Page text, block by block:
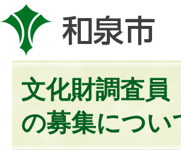
文化財調査員
の募集につい